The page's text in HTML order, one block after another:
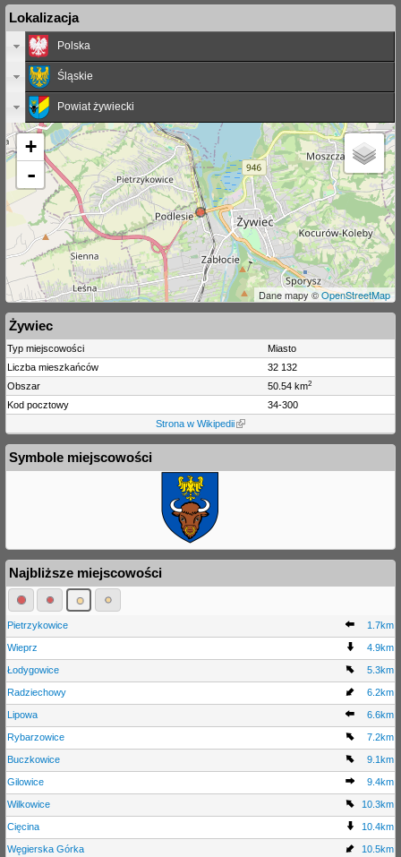
Lokalizacja
Polska
Śląskie
Powiat żywiecki
+
-
Dane mapy ©OpenStreetMap
Żywiec
Typ miejscowości
Miasto
Liczba mieszkańców
32 132
Obszar
50.54 km2
Kod pocztowy
34-300
Strona w Wikipedii
Symbole miejscowości
Najbliższe miejscowości
Pietrzykowice 1.7km
Wieprz 4.9km
Łodygowice 5.3km
Radziechowy 6.2km
Lipowa 6.6km
Rybarzowice 7.2km
Buczkowice 9.1km
Gilowice 9.4km
Wilkowice 10.3km
Cięcina 10.4km
Węgierska Górka 10.5km